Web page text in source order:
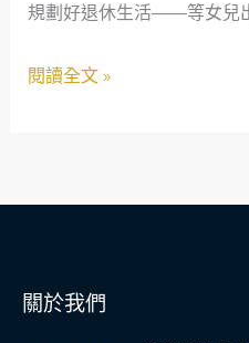
窮」
心
規劃好退休生活——等女兒
場
生：
款
款
閱讀全文 »
關於我們